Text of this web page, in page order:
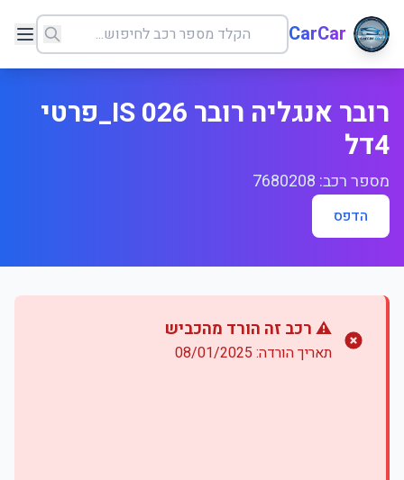
CarCar
רובר אנגליה רובר 026 IS_פרטי
4דל
מספר רכב: 7680208
הדפס
⚠️ רכב זה הורד מהכביש
תאריך הורדה: 08/01/2025